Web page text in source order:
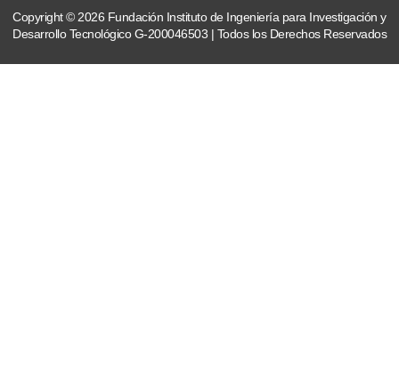
Copyright © 2026 Fundación Instituto de Ingeniería para Investigación y
Desarrollo Tecnológico G-200046503 | Todos los Derechos Reservados